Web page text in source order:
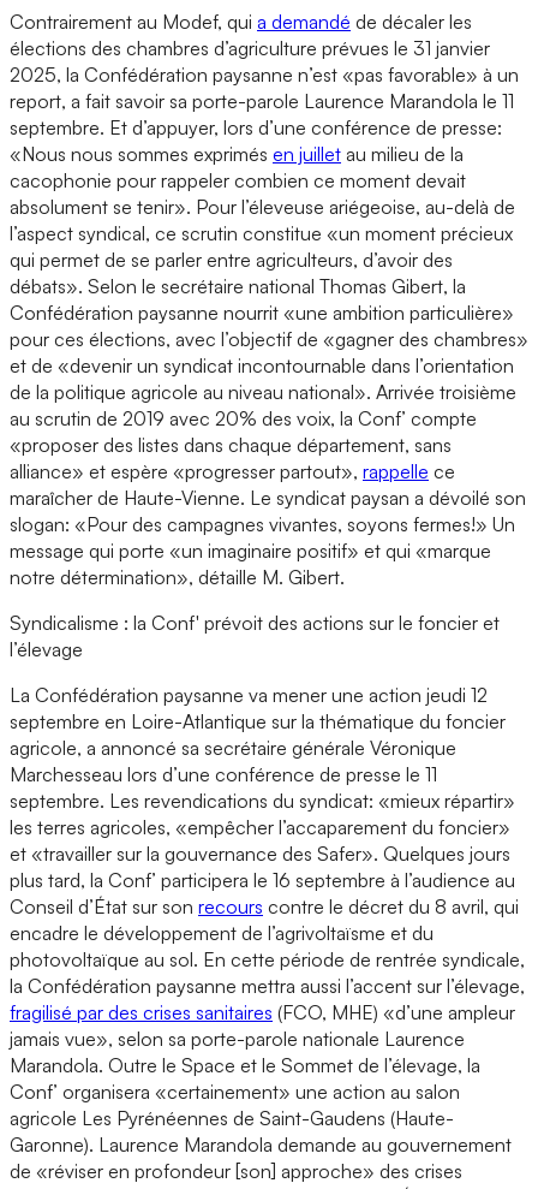
Contrairement au Modef, qui a demandé de décaler les
élections des chambres d’agriculture prévues le 31 janvier
2025, la Confédération paysanne n’est «pas favorable» à un
report, a fait savoir sa porte-parole Laurence Marandola le 11
septembre. Et d’appuyer, lors d’une conférence de presse:
«Nous nous sommes exprimés en juillet au milieu de la
cacophonie pour rappeler combien ce moment devait
absolument se tenir». Pour l’éleveuse ariégeoise, au-delà de
l’aspect syndical, ce scrutin constitue «un moment précieux
qui permet de se parler entre agriculteurs, d’avoir des
débats». Selon le secrétaire national Thomas Gibert, la
Confédération paysanne nourrit «une ambition particulière»
pour ces élections, avec l’objectif de «gagner des chambres»
et de «devenir un syndicat incontournable dans l’orientation
de la politique agricole au niveau national». Arrivée troisième
au scrutin de 2019 avec 20% des voix, la Conf’ compte
«proposer des listes dans chaque département, sans
alliance» et espère «progresser partout», rappelle ce
maraîcher de Haute-Vienne. Le syndicat paysan a dévoilé son
slogan: «Pour des campagnes vivantes, soyons fermes!» Un
message qui porte «un imaginaire positif» et qui «marque
notre détermination», détaille M. Gibert.
Syndicalisme : la Conf' prévoit des actions sur le foncier et
l’élevage
La Confédération paysanne va mener une action jeudi 12
septembre en Loire-Atlantique sur la thématique du foncier
agricole, a annoncé sa secrétaire générale Véronique
Marchesseau lors d’une conférence de presse le 11
septembre. Les revendications du syndicat: «mieux répartir»
les terres agricoles, «empêcher l’accaparement du foncier»
et «travailler sur la gouvernance des Safer». Quelques jours
plus tard, la Conf’ participera le 16 septembre à l’audience au
Conseil d’État sur son recours contre le décret du 8 avril, qui
encadre le développement de l’agrivoltaïsme et du
photovoltaïque au sol. En cette période de rentrée syndicale,
la Confédération paysanne mettra aussi l’accent sur l’élevage,
fragilisé par des crises sanitaires (FCO, MHE) «d’une ampleur
jamais vue», selon sa porte-parole nationale Laurence
Marandola. Outre le Space et le Sommet de l’élevage, la
Conf’ organisera «certainement» une action au salon
agricole Les Pyrénéennes de Saint-Gaudens (Haute-
Garonne). Laurence Marandola demande au gouvernement
de «réviser en profondeur [son] approche» des crises